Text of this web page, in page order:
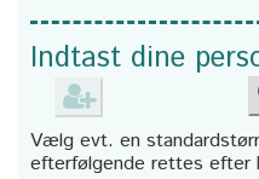
Indtast dine
Vælg evt. en
efterfølgende rettes efter